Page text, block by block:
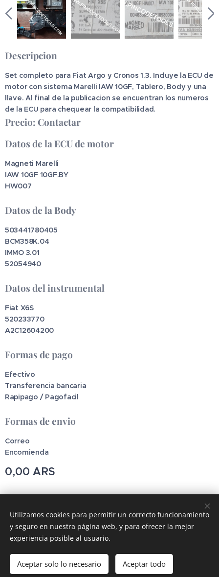
Descripcion
Set completo para Fiat Argo y Cronos 1.3. Incluye la ECU de
motor con sistema Marelli IAW 10GF, Tablero, Body y una
llave. Al final de la publicacion se encuentran los numeros
de la ECU para chequear la compatibilidad.
Precio: Contactar
Datos de la ECU de motor
Magneti Marelli
IAW 10GF 10GF.BY
HW007
Datos de la Body
503441780405
BCM358K.04
IMMO 3.01
52054940
Datos del instrumental
Fiat X6S
520233770
A2C12604200
Formas de pago
Efectivo
Transferencia bancaria
Rapipago / Pagofacil
Formas de envio
Correo
Encomienda
0,00 ARS
Añadir a la cesta
Pincodetools
Cookies
Utilizamos cookies para permitir un correcto funcionamiento
y seguro en nuestra página web, y para ofrecer la mejor
experiencia posible al usuario.
Aceptar solo lo necesario Aceptar todo